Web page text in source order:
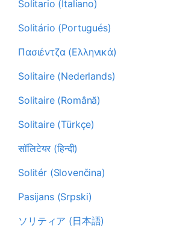
Solitario (Italiano)
Solitário (Portugués)
Πασιέντζα (Ελληνικά)
Solitaire (Nederlands)
Solitaire (Română)
Solitaire (Türkçe)
सॉलिटेयर (हिन्दी)
Solitér (Slovenčina)
Pasijans (Srpski)
ソリティア (日本語)